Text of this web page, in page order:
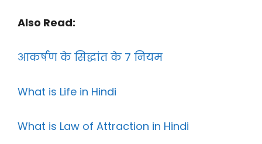
Also Read:
आकर्षण के सिद्धांत के 7 नियम
What is Life in Hindi
What is Law of Attraction in Hindi